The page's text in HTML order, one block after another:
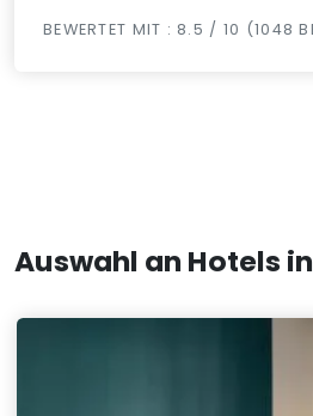
BEWERTET MIT : 8.5 / 10 (1048
Auswahl an Hotels